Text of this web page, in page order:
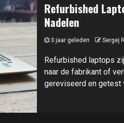
Refurbished
Nadelen
3 jaar geleden Sergej
Refurbished laptops
naar de fabrikant of
gereviseerd en getest